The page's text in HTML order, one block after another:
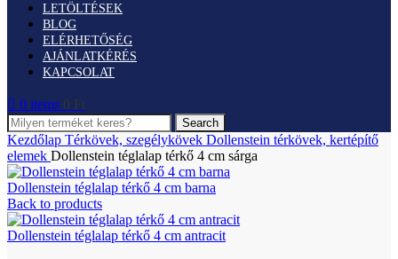
LETÖLTÉSEK
BLOG
ELÉRHETŐSÉG
AJÁNLATKÉRÉS
KAPCSOLAT
0 items 0 Ft
Search
Kezdőlap Térkövek, szegélykövek Dollenstein térkövek, kertépítő
elemek Dollenstein téglalap térkő 4 cm sárga
Dollenstein téglalap térkő 4 cm barna
Back to products
Dollenstein téglalap térkő 4 cm antracit